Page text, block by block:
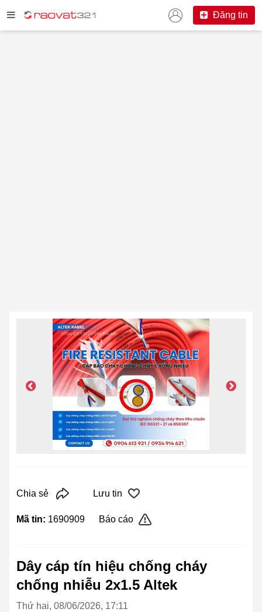
Đăng tin
Chia sẻ Lưu tin
Mã tin: 1690909 Báo cáo
Dây cáp tín hiệu chống cháy
chống nhiễu 2x1.5 Altek
Thứ hai, 08/06/2026, 17:11